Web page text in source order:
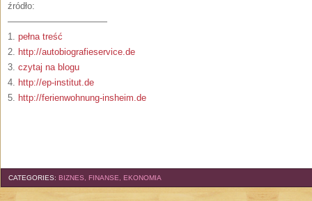
źródło:
———————————
1. pełna treść
2. http://autobiografieservice.de
3. czytaj na blogu
4. http://ep-institut.de
5. http://ferienwohnung-insheim.de
CATEGORIES: BIZNES, FINANSE, EKONOMIA